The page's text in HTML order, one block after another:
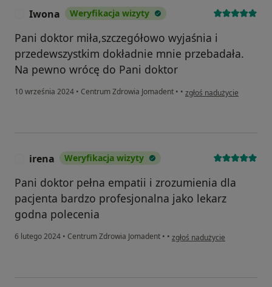
Iwona Weryfikacja wizyty
Pani doktor miła,szczegółowo wyjaśnia i
przedewszystkim dokładnie mnie przebadała.
Na pewno wrócę do Pani doktor
10 września 2024 • Centrum Zdrowia Jomadent • • w opinii użytkownika
zgłoś nadużycie
irena Weryfikacja wizyty
Pani doktor pełna empatii i zrozumienia dla
pacjenta bardzo profesjonalna jako lekarz
godna polecenia
6 lutego 2024 • Centrum Zdrowia Jomadent • • w opinii użytkownika irena
zgłoś nadużycie